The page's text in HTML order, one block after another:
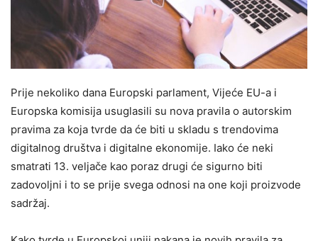
Prije nekoliko dana Europski parlament, Vijeće EU-a i
Europska komisija usuglasili su nova pravila o autorskim
pravima za koja tvrde da će biti u skladu s trendovima
digitalnog društva i digitalne ekonomije. Iako će neki
smatrati 13. veljače kao poraz drugi će sigurno biti
zadovoljni i to se prije svega odnosi na one koji proizvode
sadržaj.